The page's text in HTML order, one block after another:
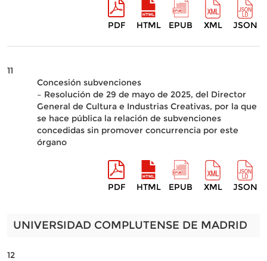
PDF HTML EPUB XML JSON
11
Concesión subvenciones
– Resolución de 29 de mayo de 2025, del Director
General de Cultura e Industrias Creativas, por la que
se hace pública la relación de subvenciones
concedidas sin promover concurrencia por este
órgano
PDF HTML EPUB XML JSON
UNIVERSIDAD COMPLUTENSE DE MADRID
12